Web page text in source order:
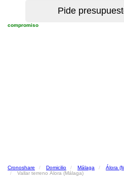
compromiso
Cronoshare Domicilio Málaga Álora
Vallar terreno Álora (Málaga)